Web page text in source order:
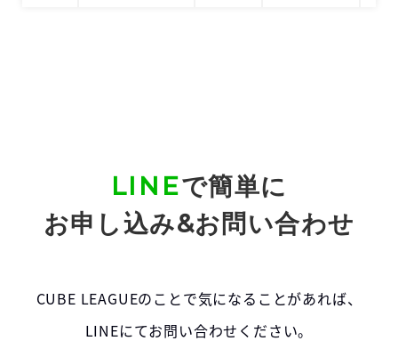
LINEで簡単に
お申し込み&お問い合わせ
CUBE LEAGUEのことで気になることがあれば、
LINEにてお問い合わせください。